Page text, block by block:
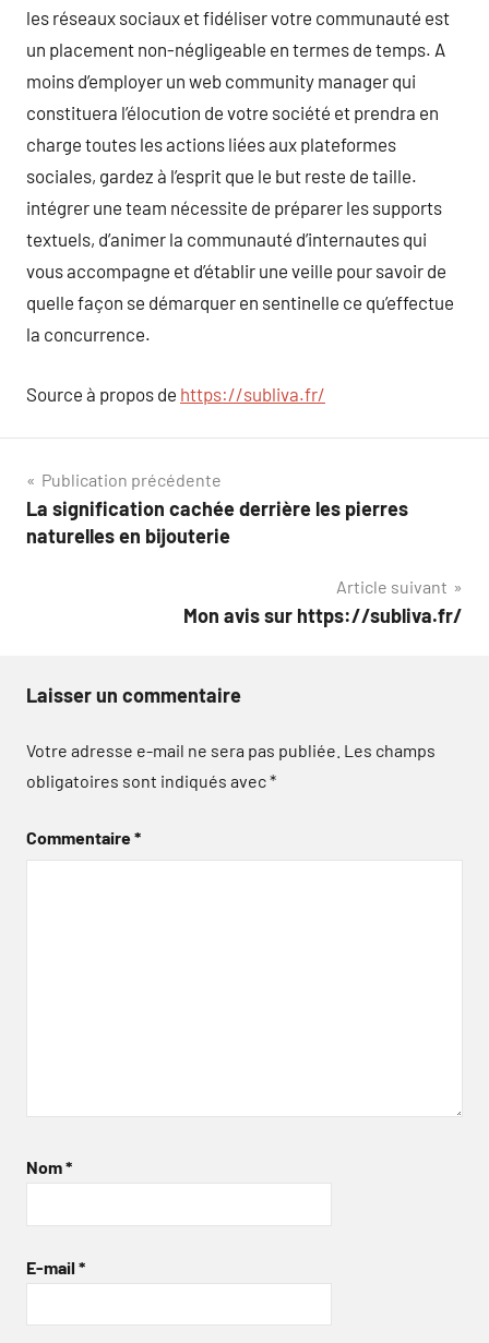
les réseaux sociaux et fidéliser votre communauté est
un placement non-négligeable en termes de temps. A
moins d’employer un web community manager qui
constituera l’élocution de votre société et prendra en
charge toutes les actions liées aux plateformes
sociales, gardez à l’esprit que le but reste de taille.
intégrer une team nécessite de préparer les supports
textuels, d’animer la communauté d’internautes qui
vous accompagne et d’établir une veille pour savoir de
quelle façon se démarquer en sentinelle ce qu’effectue
la concurrence.
Source à propos de https://subliva.fr/
Navigation
de
Publication précédente
La signification cachée derrière les pierres
naturelles en bijouterie
Article suivant
Mon avis sur https://subliva.fr/
Laisser un commentaire
Votre adresse e-mail ne sera pas publiée. Les champs
obligatoires sont indiqués avec*
Commentaire*
Nom*
E-mail *